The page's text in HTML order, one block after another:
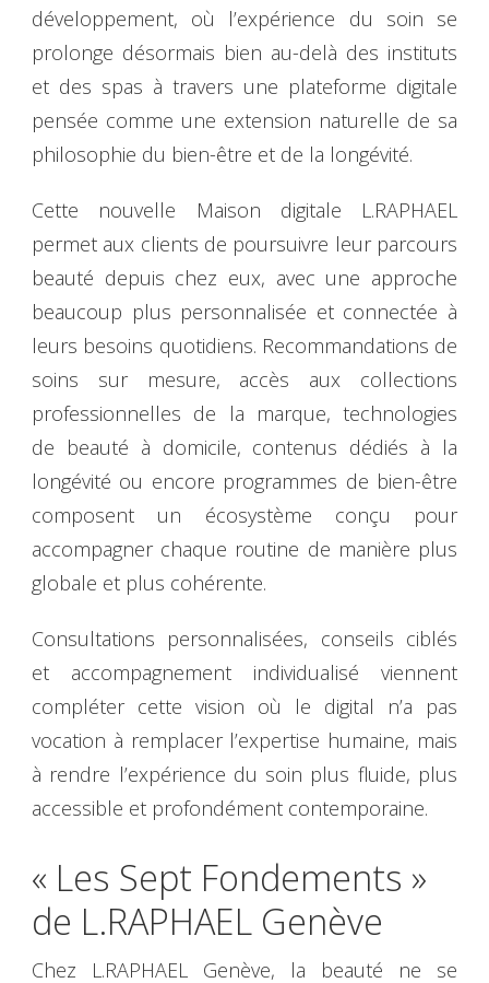
développement, où l’expérience du soin se
prolonge désormais bien au-delà des instituts
et des spas à travers une plateforme digitale
pensée comme une extension naturelle de sa
philosophie du bien-être et de la longévité.
Cette nouvelle Maison digitale L.RAPHAEL
permet aux clients de poursuivre leur parcours
beauté depuis chez eux, avec une approche
beaucoup plus personnalisée et connectée à
leurs besoins quotidiens. Recommandations de
soins sur mesure, accès aux collections
professionnelles de la marque, technologies
de beauté à domicile, contenus dédiés à la
longévité ou encore programmes de bien-être
composent un écosystème conçu pour
accompagner chaque routine de manière plus
globale et plus cohérente.
Consultations personnalisées, conseils ciblés
et accompagnement individualisé viennent
compléter cette vision où le digital n’a pas
vocation à remplacer l’expertise humaine, mais
à rendre l’expérience du soin plus fluide, plus
accessible et profondément contemporaine.
« Les Sept Fondements »
de L.RAPHAEL Genève
Chez L.RAPHAEL Genève, la beauté ne se